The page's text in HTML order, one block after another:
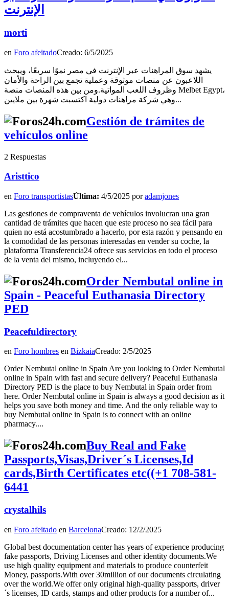
الإنترنت
morti
en Foro afeitadoCreado: 6/5/2025
يشهد سوق المراهنات عبر الإنترنت في مصر نموًا سريعًا، ويبحث
اللاعبون عن منصات موثوقة وعملية تجمع بين الراحة والأمان
وظروف اللعب المواتية.ومن بين هذه المنصات منصة Melbet Egypt،
وهي شركة مراهنات دولية اكتسبت شهرة بين ملايين...
Gestión de trámites de
vehículos online
2 Respuestas
Aristtico
en Foro transportistasÚltima: 4/5/2025 poradamjones
Las gestiones de compraventa de vehículos involucran una gran
cantidad de trámites que hacen que este proceso no sea fácil para
quien no está acostumbrado a hacerlo, por esta razón y pensando en
la comodidad de las personas interesadas en vender su coche, la
plataforma Transferencia24 ofrece sus servicios en todo el proceso
de la venta del mismo, incluyendo el...
Order Nembutal online in
Spain - Peaceful Euthanasia Directory
PED
Peacefuldirectory
en Foro hombres en BizkaiaCreado: 2/5/2025
Order Nembutal online in Spain Are you looking to Order Nembutal
online in Spain with fast and secure delivery? Peaceful Euthanasia
Directory PED is the place to buy Nembutal in Spain order from
here. Order Nembutal online in Spain is always a good decision as it
helps you save both money and time. And the only reliable way to
buy Nembutal online in Spain is to connect with an online
pharmacy....
Buy Real and Fake
Passports,Visas,Driver´s Licenses,Id
cards,Birth Certificates etc((+1 708-581-
6441
crystalhils
en Foro afeitado en BarcelonaCreado: 12/2/2025
Global best documentation center has years of experience producing
fake passports, Driving Licenses and other identity documents.We
use high quality equipment and materials to produce counterfeit
Money, passports.With over 30million of our documents circulating
over the world.We offer only original high-quality passports, driver
´s licenses, ID cards, stamps and other products for a number of...